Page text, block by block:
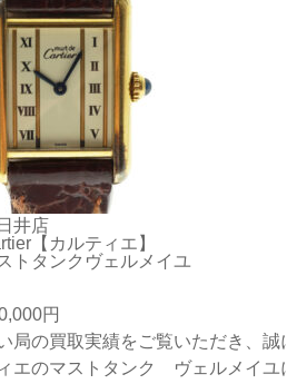
井店
【カルティエ】
トタンクヴェルメイユ
円
局の買取実績をご覧いただき、誠
エのマストタンク ヴェルメイユ